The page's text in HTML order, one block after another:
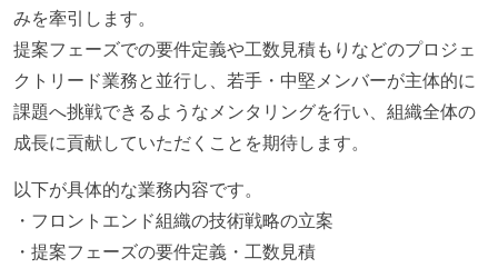
みを牽引します。
提案フェーズでの要件定義や工数見積もりなどのプロジェ
クトリード業務と並行し、若手・中堅メンバーが主体的に
課題へ挑戦できるようなメンタリングを行い、組織全体の
成長に貢献していただくことを期待します。
以下が具体的な業務内容です。
・フロントエンド組織の技術戦略の立案
・提案フェーズの要件定義・工数見積